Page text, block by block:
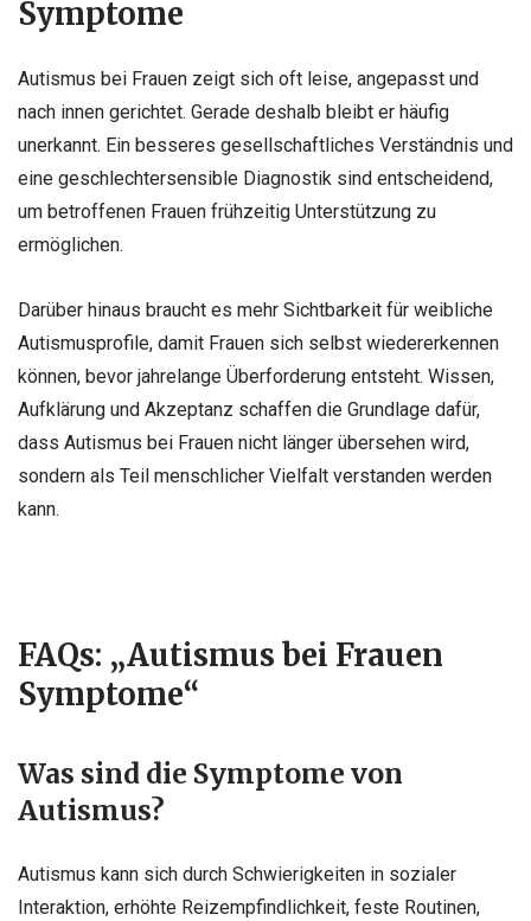
Symptome
Autismus bei Frauen zeigt sich oft leise, angepasst und
nach innen gerichtet. Gerade deshalb bleibt er häufig
unerkannt. Ein besseres gesellschaftliches Verständnis und
eine geschlechtersensible Diagnostik sind entscheidend,
um betroffenen Frauen frühzeitig Unterstützung zu
ermöglichen.
Darüber hinaus braucht es mehr Sichtbarkeit für weibliche
Autismusprofile, damit Frauen sich selbst wiedererkennen
können, bevor jahrelange Überforderung entsteht. Wissen,
Aufklärung und Akzeptanz schaffen die Grundlage dafür,
dass Autismus bei Frauen nicht länger übersehen wird,
sondern als Teil menschlicher Vielfalt verstanden werden
kann.
FAQs: „Autismus bei Frauen
Symptome“
Was sind die Symptome von
Autismus?
Autismus kann sich durch Schwierigkeiten in sozialer
Interaktion, erhöhte Reizempfindlichkeit, feste Routinen,